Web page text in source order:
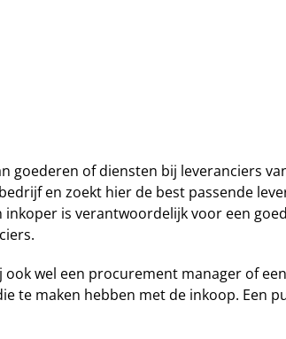
of diensten bij leveranciers
en zoekt hier de best passende
is verantwoordelijk voor een
wel een procurement manager of
te maken hebben met de inkoop. Een